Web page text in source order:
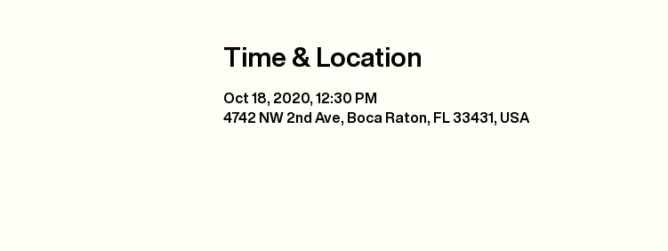
Time & Location
Oct 18, 2020, 12:30 PM
4742 NW 2nd Ave, Boca Raton, FL 33431, USA